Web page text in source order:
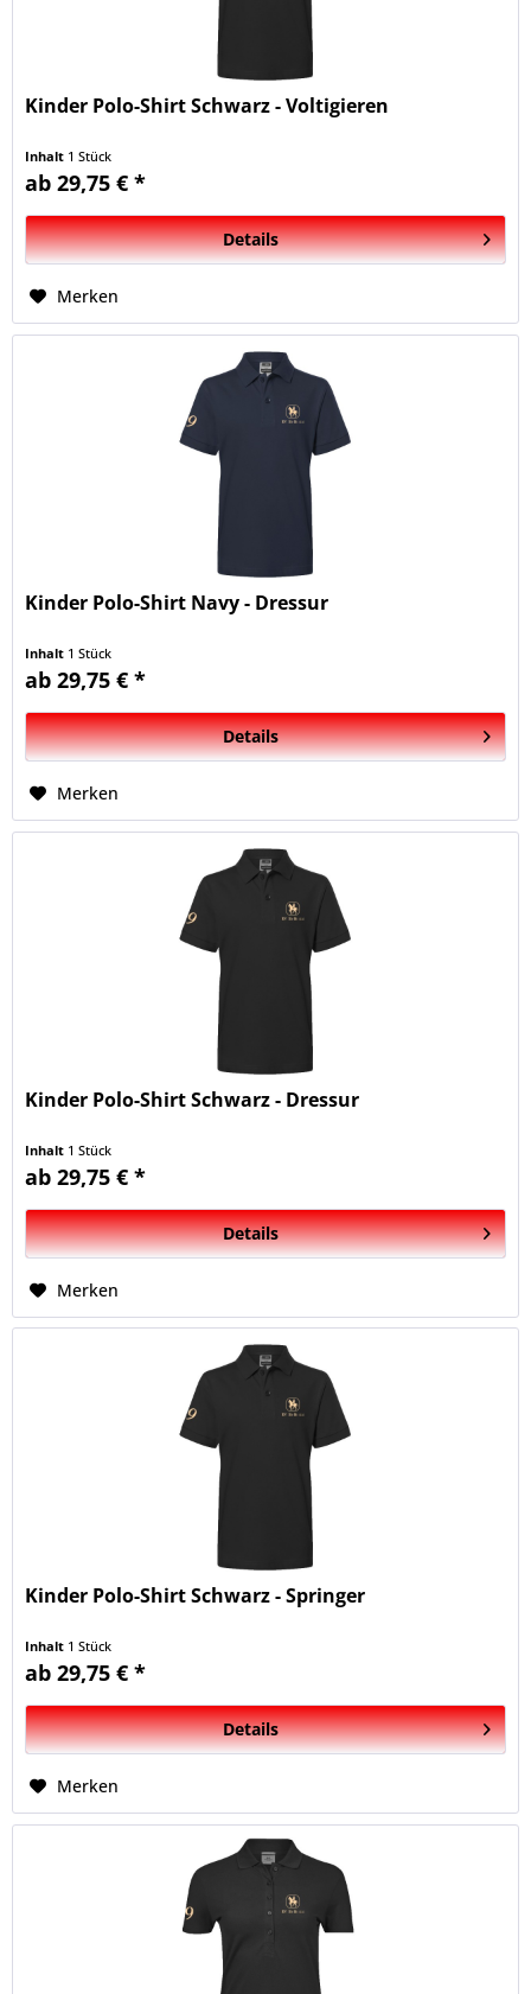
Kinder Polo-Shirt Schwarz - Voltigieren
Inhalt 1 Stück
ab 29,75 € *
Details
Merken
Kinder Polo-Shirt Navy - Dressur
Inhalt 1 Stück
ab 29,75 € *
Details
Merken
Kinder Polo-Shirt Schwarz - Dressur
Inhalt 1 Stück
ab 29,75 € *
Details
Merken
Kinder Polo-Shirt Schwarz - Springer
Inhalt 1 Stück
ab 29,75 € *
Details
Merken